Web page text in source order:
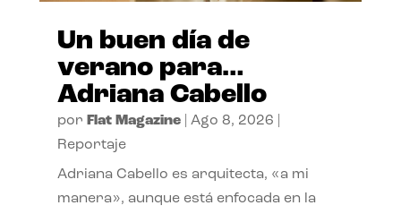
Un buen día de
verano para…
Adriana Cabello
por Flat Magazine| Ago 8, 2026
Reportaje
Adriana Cabello es arquitecta, «a mi
manera», aunque está enfocada en la